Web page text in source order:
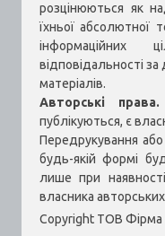
розцінюються як
їхньої абсолютної
відповідальності за
матеріалів.
Авторські права.
публікуються, є
Передрукування
будь-якій формі
лише при
власника
Copyright ТОВ Фірма